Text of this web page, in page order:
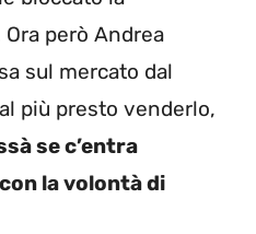
però Andrea
sul mercato dal
più presto venderlo,
se c’entra
la volontà di